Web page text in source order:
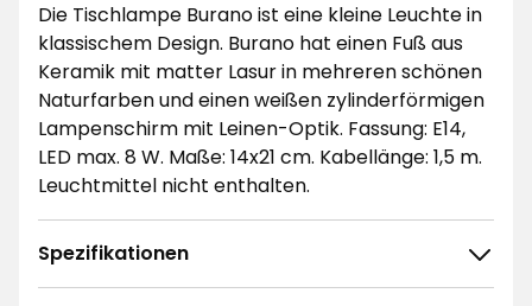
Die Tischlampe Burano ist eine kleine Leuchte in
klassischem Design. Burano hat einen Fuß aus
Keramik mit matter Lasur in mehreren schönen
Naturfarben und einen weißen zylinderförmigen
Lampenschirm mit Leinen-Optik. Fassung: E14,
LED max. 8 W. Maße: 14x21 cm. Kabellänge: 1,5 m.
Leuchtmittel nicht enthalten.
Spezifikationen